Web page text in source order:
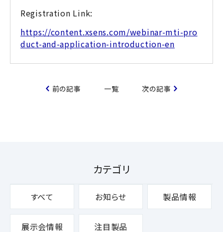
Registration Link:
https://content.xsens.com/webinar-mti-pro
duct-and-application-introduction-en
前の記事 一覧 次の記事
カテゴリ
すべて お知らせ 製品情報
展示会情報 注目製品